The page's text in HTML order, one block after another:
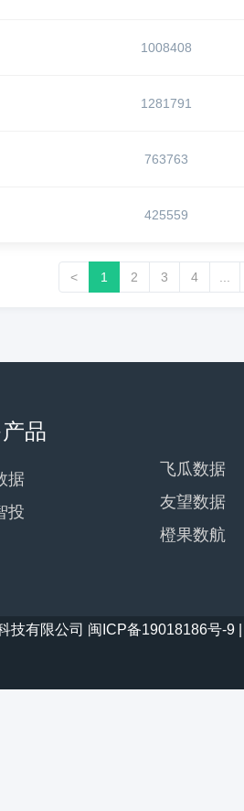
1008408
1281791
763763
425559
< 1 2 3 4
品
据
投
飞瓜数据
友望数据
橙果数航
技有限公司 闽ICP备19018186号-9